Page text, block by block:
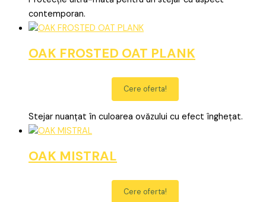
contemporan.
OAK FROSTED OAT PLANK
Cere oferta!
Stejar nuanțat în culoarea ovăzului cu efect înghețat.
OAK MISTRAL
Cere oferta!